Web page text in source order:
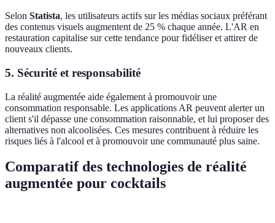
Selon Statista, les utilisateurs actifs sur les médias sociaux préférant
des contenus visuels augmentent de 25 % chaque année. L'AR en
restauration capitalise sur cette tendance pour fidéliser et attirer de
nouveaux clients.
5. Sécurité et responsabilité
La réalité augmentée aide également à promouvoir une
consommation responsable. Les applications AR peuvent alerter un
client s'il dépasse une consommation raisonnable, et lui proposer des
alternatives non alcoolisées. Ces mesures contribuent à réduire les
risques liés à l'alcool et à promouvoir une communauté plus saine.
Comparatif des technologies de réalité
augmentée pour cocktails